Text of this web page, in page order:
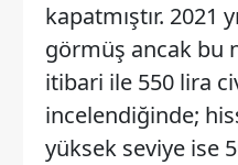
kapatmıştır. 2021
görmüş ancak bu
itibari ile 550 lira
incelendiğinde;
yüksek seviye ise